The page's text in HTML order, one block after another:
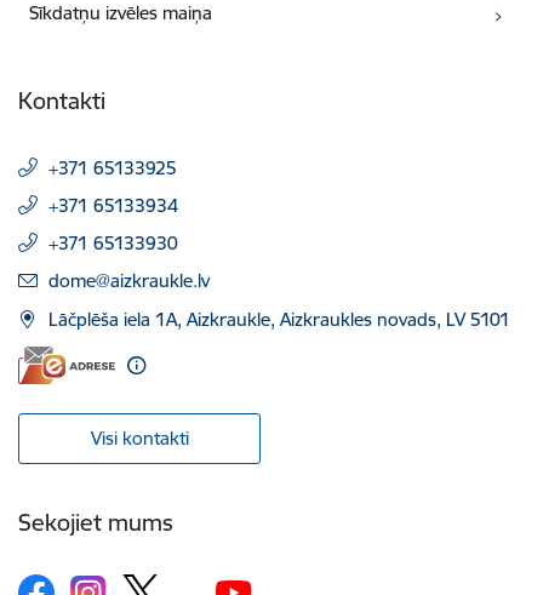
Sīkdatņu izvēles maiņa
Kontakti
+371 65133925
+371 65133934
+371 65133930
E-pasts:
dome@aizkraukle.lv
Lāčplēša iela 1A, Aizkraukle, Aizkraukles novads, LV 5101
Visi kontakti
Sekojiet mums